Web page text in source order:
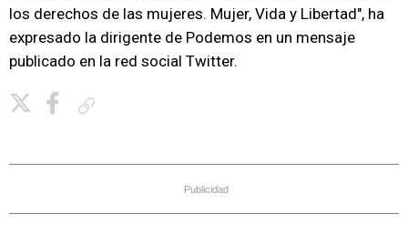
los derechos de las mujeres. Mujer, Vida y Libertad", ha
expresado la dirigente de Podemos en un mensaje
publicado en la red social Twitter.
Publicidad